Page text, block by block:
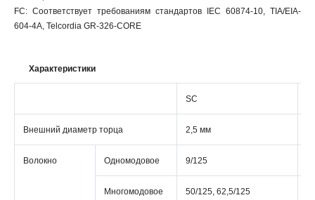
FC: Соответствует требованиям стандартов IEC 60874-10, TIA/EIA-
604-4A, Telcordia GR-326-CORE
Характеристики
SC
Внешний диаметр торца 2,5 мм
Волокно Одномодовое 9/125
Многомодовое 50/125, 62,5/125